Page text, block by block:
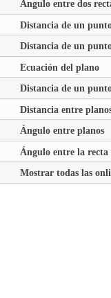
Ángulo entre dos
Distancia de un
Distancia de un
Ecuación del plano
Distancia de un
Distancia entre
Ángulo entre planos
Ángulo entre la recta
Mostrar todas las